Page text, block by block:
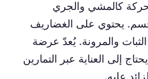
كالمشي والجري
يحتوي على الغضاريف
والمرونة. يُعدّ عرضة
إلى العناية عبر التمارين